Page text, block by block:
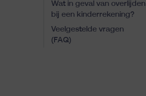
Wat in geval van overlijden
bij een kinderrekening?
Veelgestelde vragen
(FAQ)